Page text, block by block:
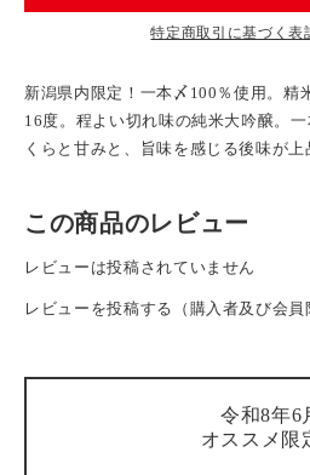
特定商取引に基づく表
新潟県内限定！一本〆100％使用。精
16度。程よい切れ味の純米大吟醸。
くらと甘みと、旨味を感じる後味が上
この商品のレビュー
レビューは投稿されていません
レビューを投稿する（購入者及び会員
令和8年6
オススメ限